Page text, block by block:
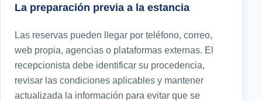
La preparación previa a la estancia
Las reservas pueden llegar por teléfono, correo,
web propia, agencias o plataformas externas. El
recepcionista debe identificar su procedencia,
revisar las condiciones aplicables y mantener
actualizada la información para evitar que se